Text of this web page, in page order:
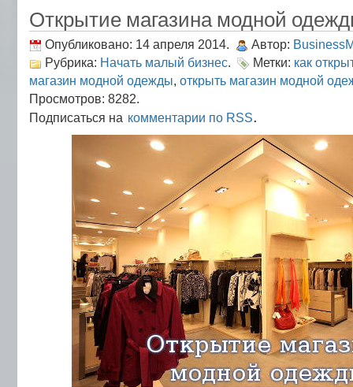
Открытие магазина модной
Опубликовано: 14 апреля 2014. Автор:
Рубрика: Начать малый бизнес. Метки: как
магазин модной одежды, открыть магазин модной
Просмотров: 8282.
Подписаться на комментарии по RSS.